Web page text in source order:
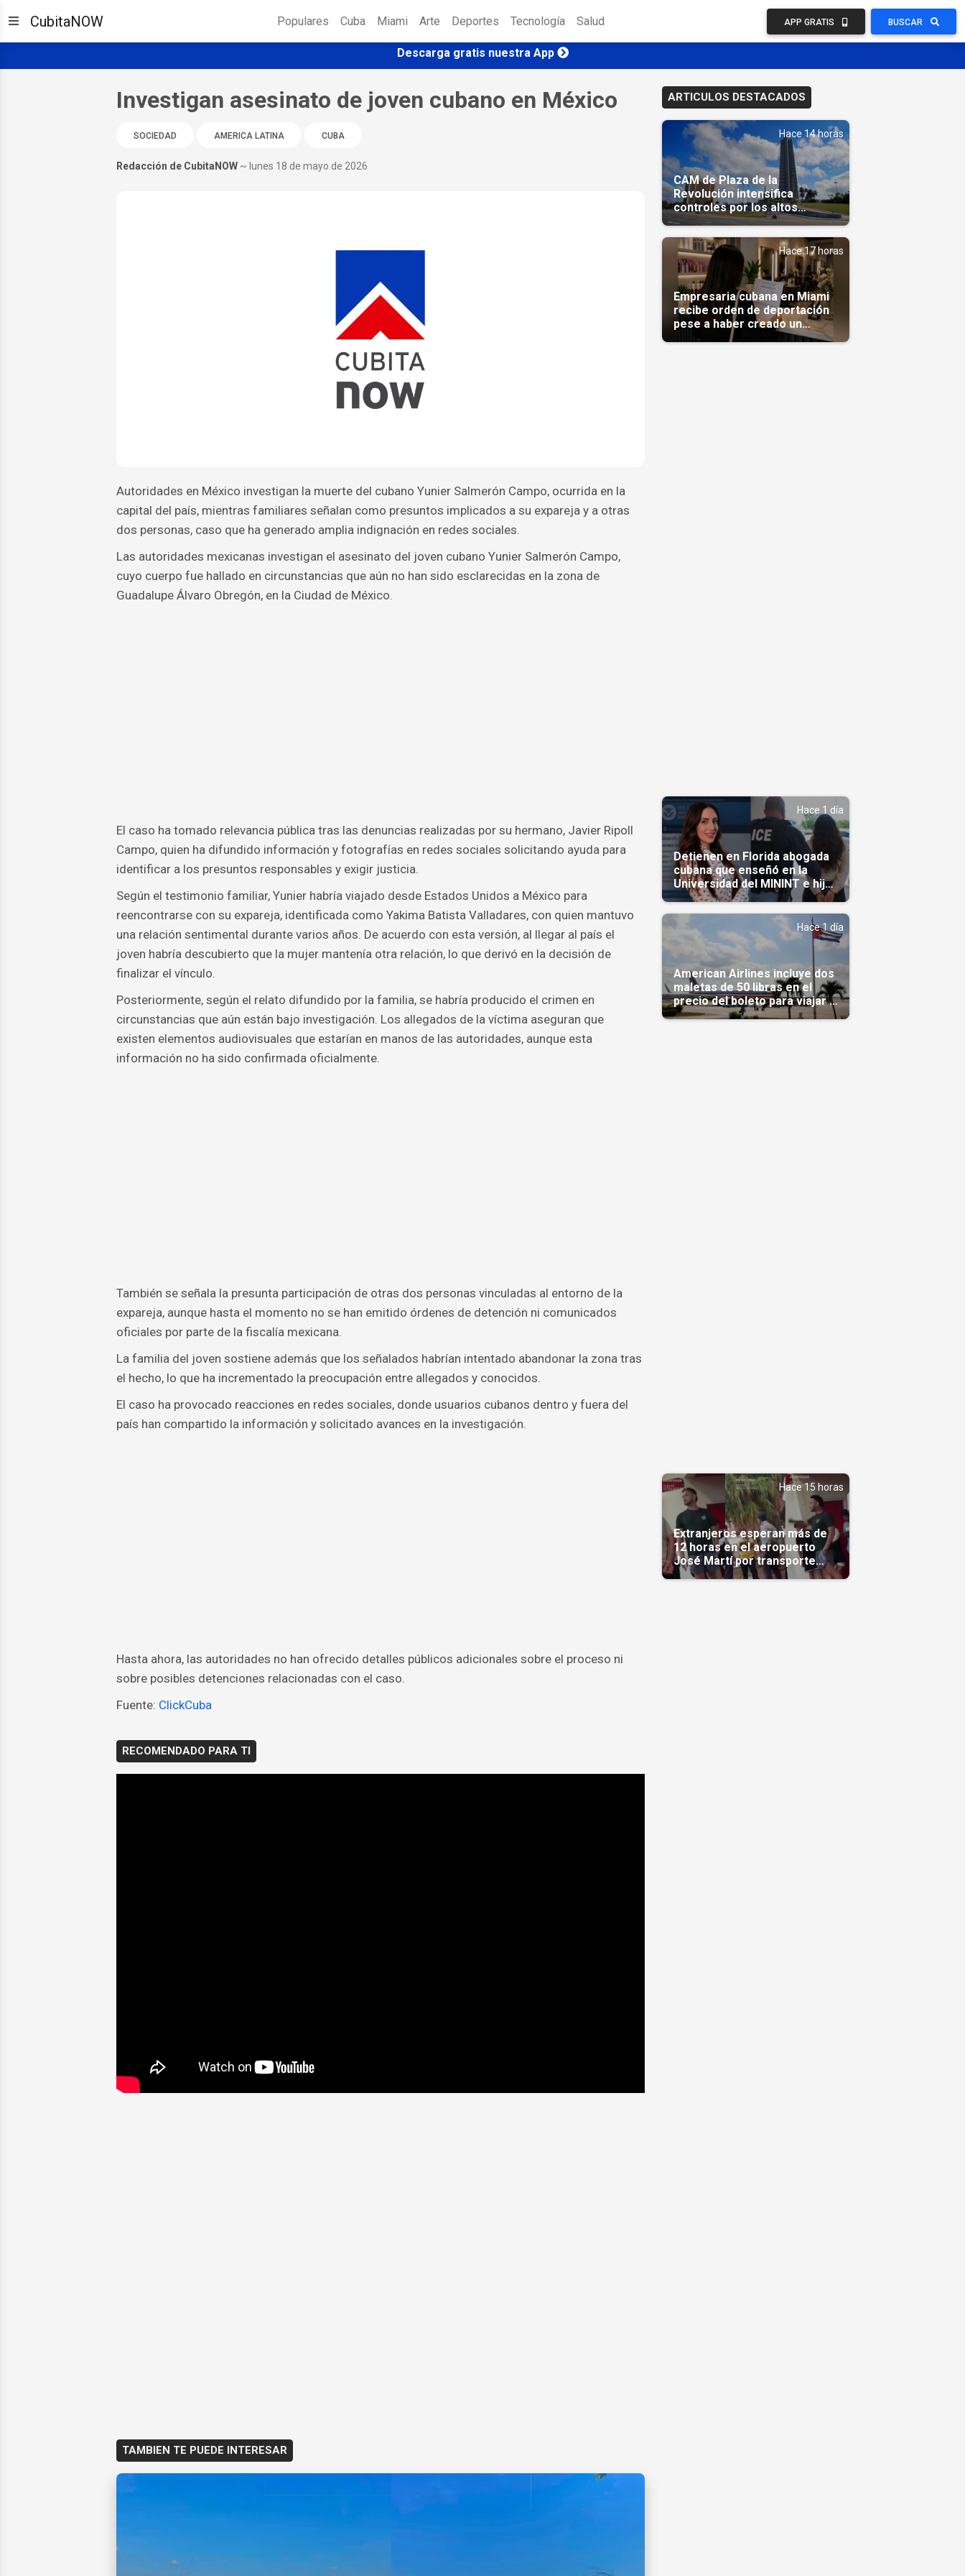
CubitaNOW Populares Cuba Miami Arte Deportes Tecnología Salud APP GRATIS BUSCAR
Descarga gratis nuestra App
Investigan asesinato de joven cubano en México
SOCIEDAD AMERICA LATINA CUBA
Redacción de CubitaNOW ~ lunes 18 de mayo de 2026
Autoridades en México investigan la muerte del cubano Yunier Salmerón Campo, ocurrida en la
capital del país, mientras familiares señalan como presuntos implicados a su expareja y a otras
dos personas, caso que ha generado amplia indignación en redes sociales.
Las autoridades mexicanas investigan el asesinato del joven cubano Yunier Salmerón Campo,
cuyo cuerpo fue hallado en circunstancias que aún no han sido esclarecidas en la zona de
Guadalupe Álvaro Obregón, en la Ciudad de México.
El caso ha tomado relevancia pública tras las denuncias realizadas por su hermano, Javier Ripoll
Campo, quien ha difundido información y fotografías en redes sociales solicitando ayuda para
identificar a los presuntos responsables y exigir justicia.
Según el testimonio familiar, Yunier habría viajado desde Estados Unidos a México para
reencontrarse con su expareja, identificada como Yakima Batista Valladares, con quien mantuvo
una relación sentimental durante varios años. De acuerdo con esta versión, al llegar al país el
joven habría descubierto que la mujer mantenía otra relación, lo que derivó en la decisión de
finalizar el vínculo.
Posteriormente, según el relato difundido por la familia, se habría producido el crimen en
circunstancias que aún están bajo investigación. Los allegados de la víctima aseguran que
existen elementos audiovisuales que estarían en manos de las autoridades, aunque esta
información no ha sido confirmada oficialmente.
También se señala la presunta participación de otras dos personas vinculadas al entorno de la
expareja, aunque hasta el momento no se han emitido órdenes de detención ni comunicados
oficiales por parte de la fiscalía mexicana.
La familia del joven sostiene además que los señalados habrían intentado abandonar la zona tras
el hecho, lo que ha incrementado la preocupación entre allegados y conocidos.
El caso ha provocado reacciones en redes sociales, donde usuarios cubanos dentro y fuera del
país han compartido la información y solicitado avances en la investigación.
Hasta ahora, las autoridades no han ofrecido detalles públicos adicionales sobre el proceso ni
sobre posibles detenciones relacionadas con el caso.
Fuente: ClickCuba
RECOMENDADO PARA TI
TAMBIEN TE PUEDE INTERESAR
ARTICULOS DESTACADOS
Hace 14 horas
CAM de Plaza de la
Revolución intensifica
controles por los altos
precios en las Mipymes
Hace 17 horas
Empresaria cubana en Miami
recibe orden de deportación
pese a haber creado un
Hace 1 día
Detienen en Florida abogada
cubana que enseñó en la
Universidad del MININT e hija
de diplomático cubano
Hace 1 día
American Airlines incluye dos
maletas de 50 libras en el
precio del boleto para viajar a
Cuba en agosto
Hace 15 horas
Extranjeros esperan más de
12 horas en el aeropuerto
José Martí por transporte
reservado semanas